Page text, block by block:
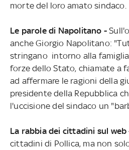
morte del loro amato sindaco.
Le parole di Napolitano -
anche Giorgio Napolitano:
stringano intorno alla
forze dello Stato, chiamate a
ad affermare le ragioni della
presidente della Repubblica
l'uccisione del sindaco un
La rabbia dei cittadini sul web
cittadini di Pollica, ma non